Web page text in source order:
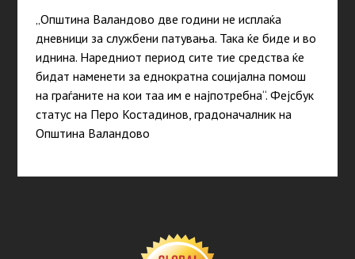
„Општина Валандово две години не исплаќа
дневници за службени патувања. Така ќе биде и во
иднина. Наредниот период сите тие средства ќе
бидат наменети за еднократна социјална помош
на граѓаните на кои таа им е најпотребна“. Фејсбук
статус на Перо Костадинов, градоначалник на
Општина Валандово